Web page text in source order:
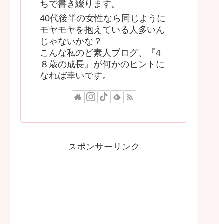
ちで書き綴ります。
40代後半の女性なら同じように
モヤモヤを抱えている人多いん
じゃないかな？
こんな私のど素人ブログ、『4
８歳の成長』が何かのヒントに
なれば幸いです。
スポンサーリンク